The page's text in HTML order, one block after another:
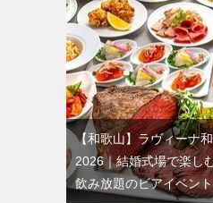
【和歌山】ラヴィーナ
2026｜結婚式場で楽し
飲み放題のビアイベント